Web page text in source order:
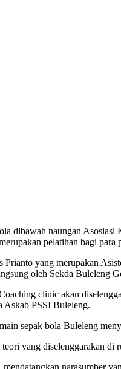
naungan
pelatihan bagi
yang merupakan
oleh Sekda Buleleng
clinic akan
Askab PSSI Buleleng.
sepak bola Buleleng
yang diselenggarakan
narasumber